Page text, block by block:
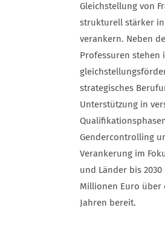
Gleichstellung von
strukturell stärker
verankern. Neben
Professuren stehen
strategisches
Unterstützung in
Gendercontrolling
Verankerung im
und Länder bis 2030
Millionen Euro über
Jahren bereit.